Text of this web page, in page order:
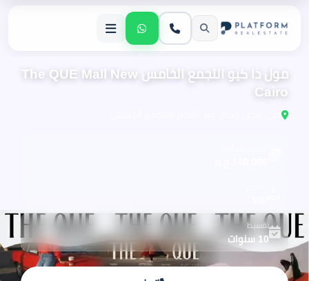
مول ذا كيو التجمع الخامس The QUE Mall New
Cairo
تقسيط
10 سنوات